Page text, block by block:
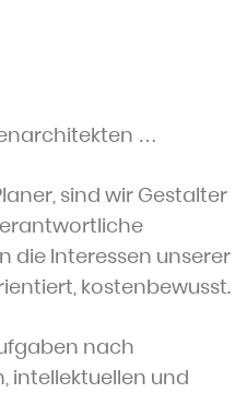
…
sind wir Gestalter
die Interessen unserer
kostenbewusst.
nach
intellektuellen und